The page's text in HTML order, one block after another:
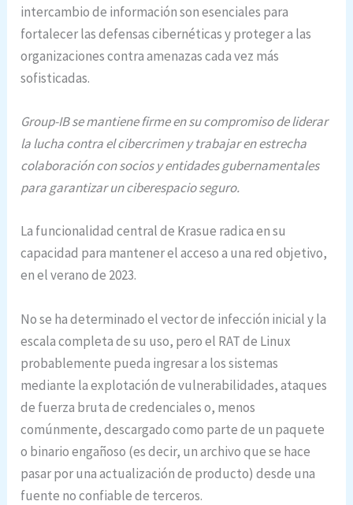
intercambio de información son esenciales para
fortalecer las defensas cibernéticas y proteger a las
organizaciones contra amenazas cada vez más
sofisticadas.
Group-IB se mantiene firme en su compromiso de liderar
la lucha contra el cibercrimen y trabajar en estrecha
colaboración con socios y entidades gubernamentales
para garantizar un ciberespacio seguro.
La funcionalidad central de Krasue radica en su
capacidad para mantener el acceso a una red objetivo,
en el verano de 2023.
No se ha determinado el vector de infección inicial y la
escala completa de su uso, pero el RAT de Linux
probablemente pueda ingresar a los sistemas
mediante la explotación de vulnerabilidades, ataques
de fuerza bruta de credenciales o, menos
comúnmente, descargado como parte de un paquete
o binario engañoso (es decir, un archivo que se hace
pasar por una actualización de producto) desde una
fuente no confiable de terceros.